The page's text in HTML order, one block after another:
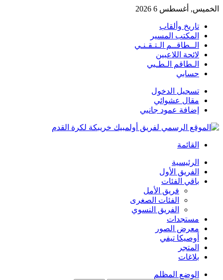
الخميس, أغسطس 6 2026
تاريخ وألقاب
المكتب المسير
الــطاقــم الـتـقـنـي
لائحة اللاعبين
الـطاقم الـطـبي
حسابي
تسجيل الدخول
مقال عشوائي
إضافة عمود جانبي
القائمة
الرئيسية
الفريق الأول
باقي الفئات
فريق الأمل
الفئات الصغرى
الفريق النسوي
مستجدات
معرض الصور
أوصيكا تيفي
المتجر
بلاغات
الوضع المظلم